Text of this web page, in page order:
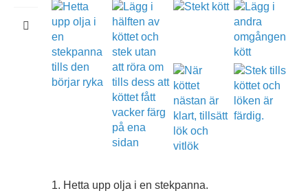
1. Hetta upp olja i en stekpanna.